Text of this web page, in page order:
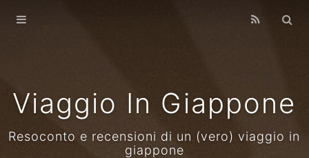
Viaggio In Giappone
Resoconto e recensioni di un (vero) viaggio in
giappone
Home